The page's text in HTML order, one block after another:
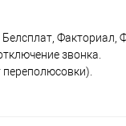
Факториал,
звонка.
переполюсовки).